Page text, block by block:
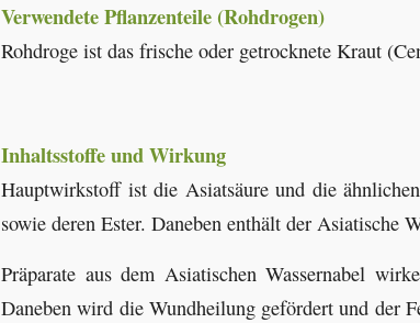
Verwendete Pflanzenteile (Rohdrogen)
Rohdroge ist das frische oder getrocknete Kraut
Inhaltsstoffe und Wirkung
Hauptwirkstoff ist die Asiatsäure und die
sowie deren Ester. Daneben enthält der Asiatische
Präparate aus dem Asiatischen Wassernabel
Daneben wird die Wundheilung gefördert und der